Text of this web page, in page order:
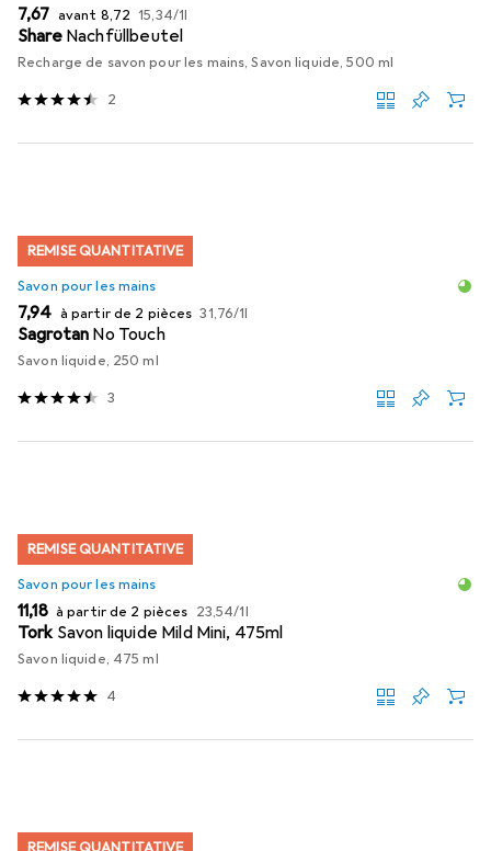
EUR
7,67 avant EUR
8,72 EUR
15,34/1l
Share Nachfüllbeutel
Recharge de savon pour les mains, Savon liquide, 500 ml
2
REMISE QUANTITATIVE
Savon pour les mains
EUR
7,94 à partir de 2 pièces EUR
31,76/1l
Sagrotan No Touch
Savon liquide, 250 ml
3
REMISE QUANTITATIVE
Savon pour les mains
EUR
11,18 à partir de 2 pièces EUR
23,54/1l
Tork Savon liquide Mild Mini, 475ml
Savon liquide, 475 ml
4